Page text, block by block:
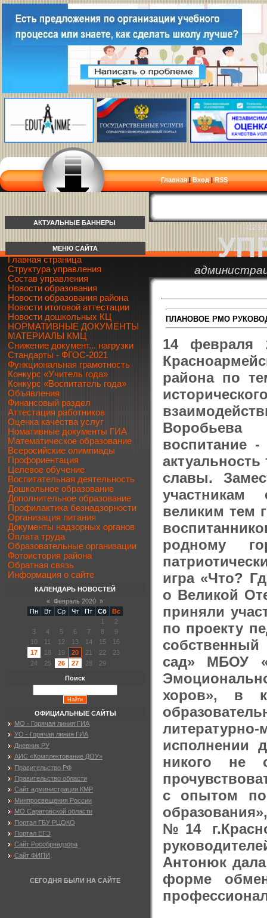
Главная |Вход|RSS
412
АКТУАЛЬНЫЕ БАННЕРЫ
ПЛАНОВОЕ РМО
14
района по
Воробьева
воспитание
славы.
участникам
великим тем
родному
игра «Что?
о Великой
приняли
по проекту
сад» МБОУ
хоров», в
исполнении
никого не
с опытом
№14
Антонюк
форме
МЕНЮ САЙТА
Главная страница
Структура управления
Состав управления
Новости образования
Новости образования района
Новости итоговой аттестации
Новости дошкольных КЦ
НОРМАТИВНЫЕ ДОКУМЕНТЫ
МАТЕРИАЛЫ КМЦ
Снижение документ... нагрузки
Стандарты - ФГОС-2021
Функциональная грамотность
Конкурс «Учитель года»
Конкурс «Воспитатель года»
Объявления
Финансовый раздел
Аттестация работников
Оценка качества услуг
Номативные документы ГИА
Математическое образование
Всеросийские олимпиады
Профориентация
Целевое обучение
Воспитательная деятельность
Дошкольное образование
Дополнительное образование
Профилактика безнадзорности
Организация питания
Документы надзорных органов
Оплата труда
Образовательные организации
Фотоистория района
Обратная связь
Информация о сайте
КАЛЕНДАРЬ НОВОСТЕЙ
« Февраль 2020 »
Пн
Вт Ср Чт Пт Сб
Вс
1
2
3
4 5 6 7 8
9
10
11 12 13 14 15
16
17
18 19 20 21 22
23
24
25 26 27 28 29
Поиск
ОФИЦИАЛЬНЫЕ САЙТЫ
МО - Горячая линия ГИА
УО - Горячая линия ГИА
Дневник.РУ
АИС «Комплектование ДОУ»
Правительство РФ
Правительство области
Сайт администрации КМР
Минпросвещения России
МО Саратовской области
Портал ГБУ РЦОКО
Портал ЕГЭ
Сайт Рособрнадзора
Сайт ФИПИ
СЕГОДНЯ БЫЛИ НА САЙТЕ